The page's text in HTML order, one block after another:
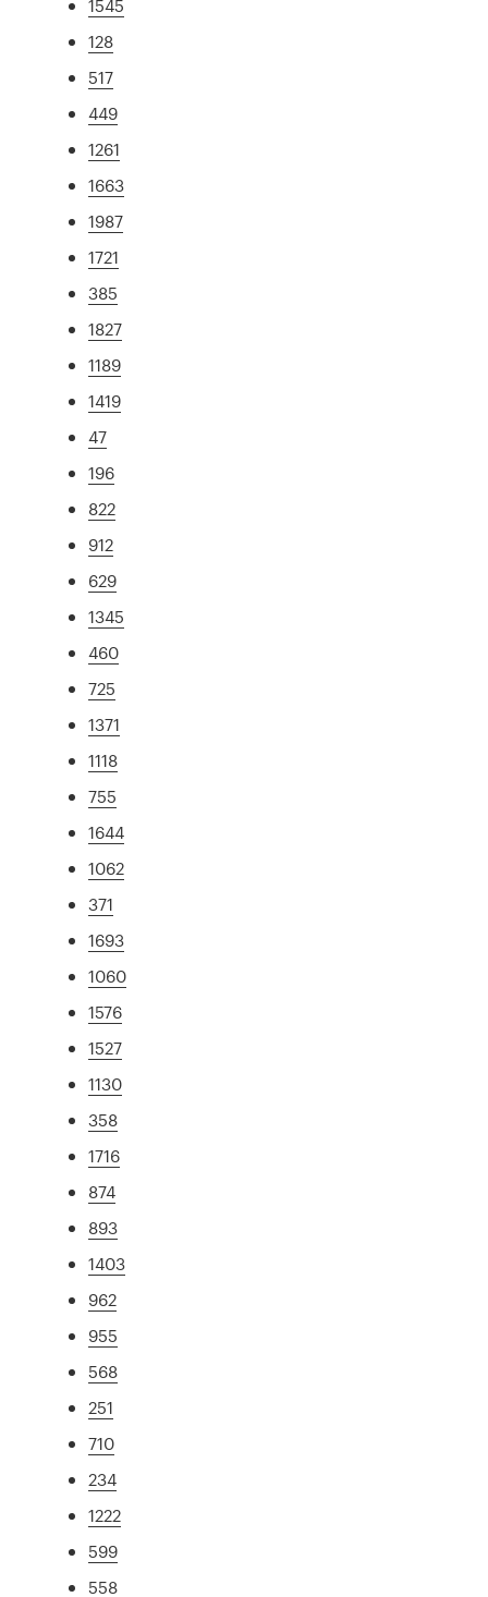
1545
128
517
449
1261
1663
1987
1721
385
1827
1189
1419
47
196
822
912
629
1345
460
725
1371
1118
755
1644
1062
371
1693
1060
1576
1527
1130
358
1716
874
893
1403
962
955
568
251
710
234
1222
599
558